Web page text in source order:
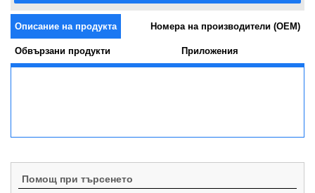
Описание на продукта Номера на производители (OEM)
Обвързани продукти Приложения
Помощ при търсенето